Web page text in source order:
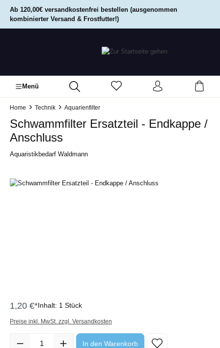
springen
Ab 120,00€ versandkostenfrei bestellen (ausgenommen
kombinierter Versand & Frostfutter!)
Menü
Home Technik Aquarienfilter
Schwammfilter Ersatzteil - Endkappe /
Anschluss
Aquaristikbedarf Waldmann
Bildergalerie überspringen
1,20 €*Inhalt: 1 Stück
Preise inkl. MwSt. zzgl. Versandkosten
Produkt Anzahl: Gib den gewünschten Wert ein oder benutze die
In den Warenkorb